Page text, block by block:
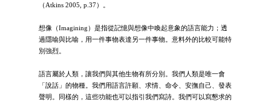
（Atkins 2005, p.37）。
想像（Imagining）是指從記憶與想像中喚起意象的語言能力；透
過隱喻與比喻，用一件事物表達另一件事物。意料外的比較可能特
別強烈。
語言屬於人類，讓我們與其他生物有所分別。我們人類是唯一會
「說話」的物種。我們用語言許願、求情、命令、安撫自己、發表
聲明。同樣的，這些功能也可以指引我們寫詩。我們可以寫懇求的